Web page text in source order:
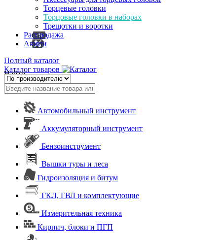
Торцевые головки
Торцовые головки в наборах
Трещотки и воротки
Распродажа
Акции
Полный каталог
Каталог товаров
Найти
Автомобильный инструмент
Аккумуляторный инструмент
Бензоинструмент
Вышки туры и леса
Гидроизоляция и битум
ГКЛ, ГВЛ и комплектующие
Измерительная техника
Кирпич, блоки и ПГП